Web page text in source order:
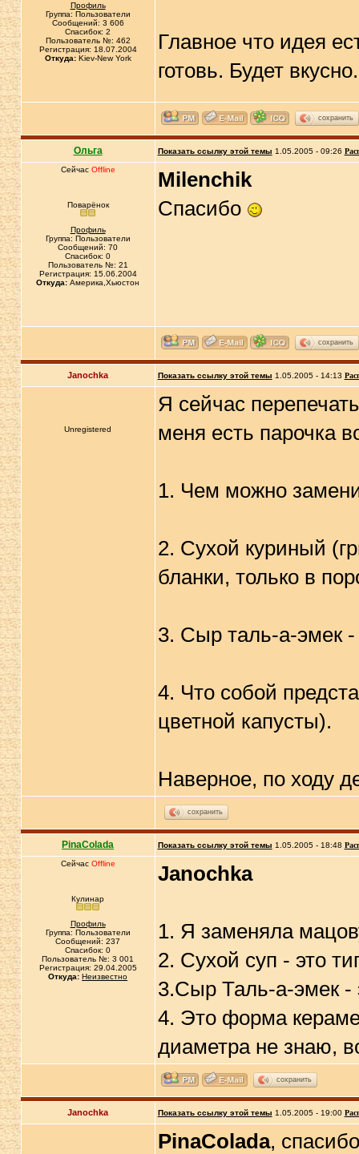
Профиль
Группа: Пользователи
Сообщений: 3 606
Спасибок: 2
Пользователь №: 462
Регистрация: 18.07.2004
Откуда:Kiev-New York
Главное что идея
готовь. Будет вкусно.
сохранить
Ольга Показать ссылку этой темы 1.05.2005 - 09:26
Сейчас Offline
Поварёнок
Профиль
Группа: Пользователи
Сообщений: 70
Спасибок: 0
Пользователь №: 21
Регистрация: 15.06.2004
Откуда: Америка,Хьюстон
Milenchik
Спасибо
сохранить
Janochka Показать ссылку этой темы 1.05.2005 - 14:13
Unregistered
Я сейчас
меня есть парочка
1. Чем можно
2. Сухой куриный
бланки, только в
3. Сыр таль-а-эмек
4. Что собой
цветной капусты).
Наверное, по ходу
сохранить
PinaColada Показать ссылку этой темы 1.05.2005 - 18:48
Сейчас Offline
Кулинар
Профиль
Группа: Пользователи
Сообщений: 237
Спасибок: 0
Пользователь №: 3 001
Регистрация: 29.04.2005
Откуда: Неизвестно
Janochka
1. Я заменяла
2. Сухой суп - это
3.Сыр Таль-а-эмек -
4. Это форма
диаметра не знаю,
сохранить
Janochka Показать ссылку этой темы 1.05.2005 - 19:00
PinaColada,